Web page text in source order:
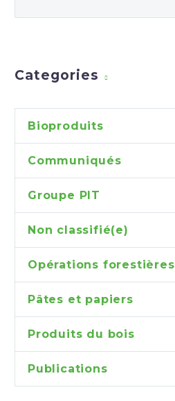
Categories
Bioproduits
Communiqués
Groupe PIT
Non classifié(e)
Opérations forestières
Pâtes et papiers
Produits du bois
Publications